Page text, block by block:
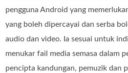
pengguna Android yang
yang boleh dipercayai dan serba
audio dan video. Ia sesuai untuk
menukar fail media semasa dalam
pencipta kandungan, pemuzik dan